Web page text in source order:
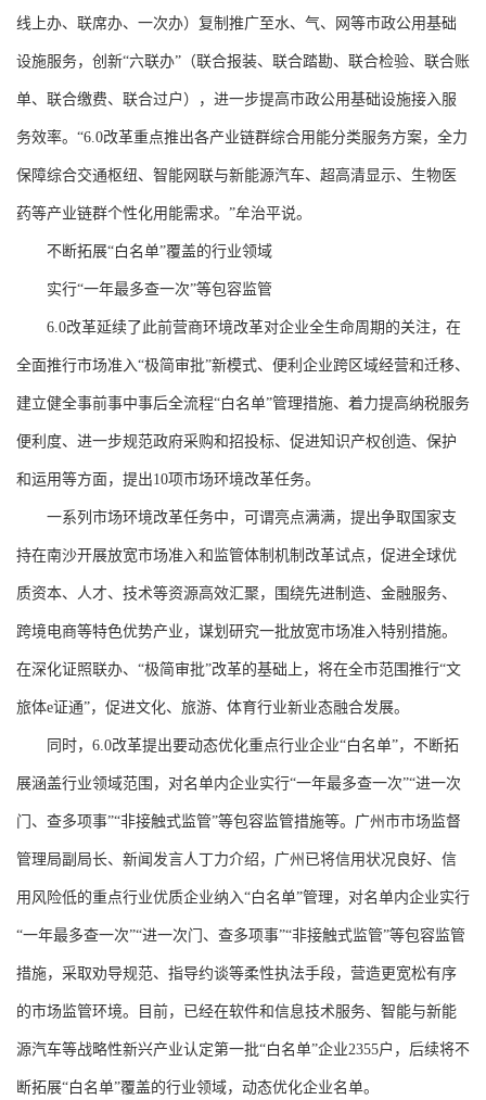
线上办、联席办、一次办）复制推广至水、气、网等市政公用基础
设施服务，创新“六联办”（联合报装、联合踏勘、联合检验、联合账
单、联合缴费、联合过户），进一步提高市政公用基础设施接入服
务效率。“6.0改革重点推出各产业链群综合用能分类服务方案，全力
保障综合交通枢纽、智能网联与新能源汽车、超高清显示、生物医
药等产业链群个性化用能需求。”牟治平说。
不断拓展“白名单”覆盖的行业领域
实行“一年最多查一次”等包容监管
6.0改革延续了此前营商环境改革对企业全生命周期的关注，在
全面推行市场准入“极简审批”新模式、便利企业跨区域经营和迁移、
建立健全事前事中事后全流程“白名单”管理措施、着力提高纳税服务
便利度、进一步规范政府采购和招投标、促进知识产权创造、保护
和运用等方面，提出10项市场环境改革任务。
一系列市场环境改革任务中，可谓亮点满满，提出争取国家支
持在南沙开展放宽市场准入和监管体制机制改革试点，促进全球优
质资本、人才、技术等资源高效汇聚，围绕先进制造、金融服务、
跨境电商等特色优势产业，谋划研究一批放宽市场准入特别措施。
在深化证照联办、“极简审批”改革的基础上，将在全市范围推行“文
旅体e证通”，促进文化、旅游、体育行业新业态融合发展。
同时，6.0改革提出要动态优化重点行业企业“白名单”，不断拓
展涵盖行业领域范围，对名单内企业实行“一年最多查一次”“进一次
门、查多项事”“非接触式监管”等包容监管措施等。广州市市场监督
管理局副局长、新闻发言人丁力介绍，广州已将信用状况良好、信
用风险低的重点行业优质企业纳入“白名单”管理，对名单内企业实行
“一年最多查一次”“进一次门、查多项事”“非接触式监管”等包容监管
措施，采取劝导规范、指导约谈等柔性执法手段，营造更宽松有序
的市场监管环境。目前，已经在软件和信息技术服务、智能与新能
源汽车等战略性新兴产业认定第一批“白名单”企业2355户，后续将不
断拓展“白名单”覆盖的行业领域，动态优化企业名单。